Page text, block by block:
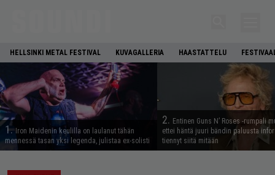
HELLSINKI METAL FESTIVAL KUVAGALLERIA HAASTATTELU
1. Iron Maidenin keulilla on laulanut tähän
mennessä tasan yksi legenda, julistaa ex-solisti
2. Entinen Guns N’ Roses -rumpali
ettei häntä juuri bändin paluusta
tiennyt siitä mitään